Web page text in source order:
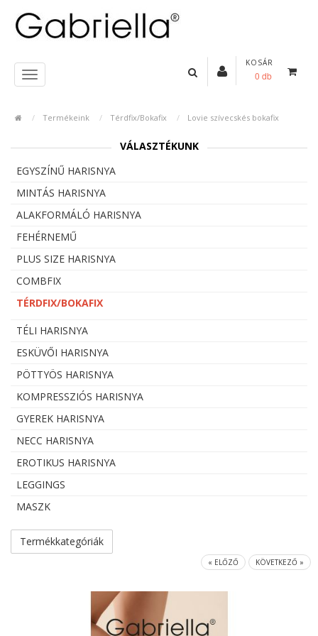
KOSÁR
0 db
Termékeink Térdfix/Bokafix Lovie szívecskés bokafix
VÁLASZTÉKUNK
EGYSZÍNŰ HARISNYA
MINTÁS HARISNYA
ALAKFORMÁLÓ HARISNYA
FEHÉRNEMŰ
PLUS SIZE HARISNYA
COMBFIX
TÉRDFIX/BOKAFIX
TÉLI HARISNYA
ESKÜVŐI HARISNYA
PÖTTYÖS HARISNYA
KOMPRESSZIÓS HARISNYA
GYEREK HARISNYA
NECC HARISNYA
EROTIKUS HARISNYA
LEGGINGS
MASZK
Termékkategóriák
« ELŐZŐ KÖVETKEZŐ »